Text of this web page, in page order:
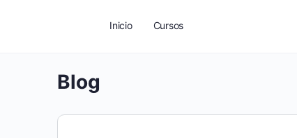
Inicio Cursos
Blog